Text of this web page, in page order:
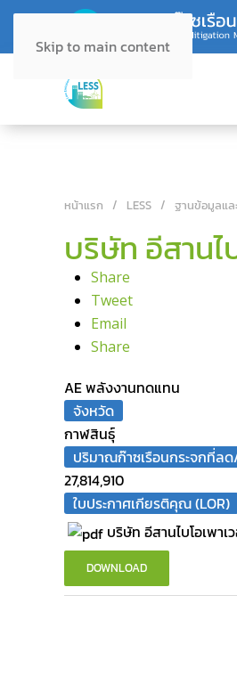
Skip to main content
หน้าแรก LESS ฐานข้อมูลแล
บริษัท อีสานไ
Share
Tweet
Email
Share
AE พลังงานทดแทน
จังหวัด
กาฬสินธุ์
ปริมาณก๊าซเรือนกระจกที่ล
27,814,910
ใบประกาศเกียรติคุณ (LOR)
บริษัท อีสานไบโอเพาเ
DOWNLOAD